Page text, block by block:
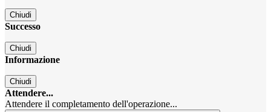
Chiudi
Successo
Chiudi
Informazione
Chiudi
Attendere...
Attendere il completamento dell'operazione...